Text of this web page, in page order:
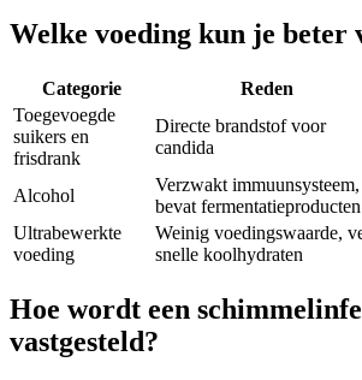
Welke voeding kun je beter
Categorie Reden
Toegevoegde
suikers en
frisdrank
Directe brandstof voor
candida
Alcohol
Verzwakt immuunsysteem,
bevat fermentatieproducten
Ultrabewerkte
voeding
Weinig voedingswaarde,
snelle koolhydraten
Hoe wordt een
vastgesteld?